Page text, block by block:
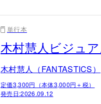
単行本
木村慧人ビジュア
木村慧人（FANTASTICS）
定価3,300円（本体3,000円＋税）
発売日:2026.09.12